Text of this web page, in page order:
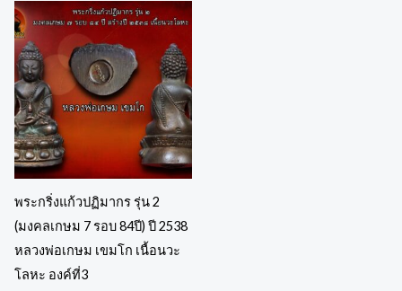
พระกริ่งแก้วปฏิมากร รุ่น 2
(มงคลเกษม 7 รอบ 84ปี) ปี 2538
หลวงพ่อเกษม เขมโก เนื้อนวะ
โลหะ องค์ที่3